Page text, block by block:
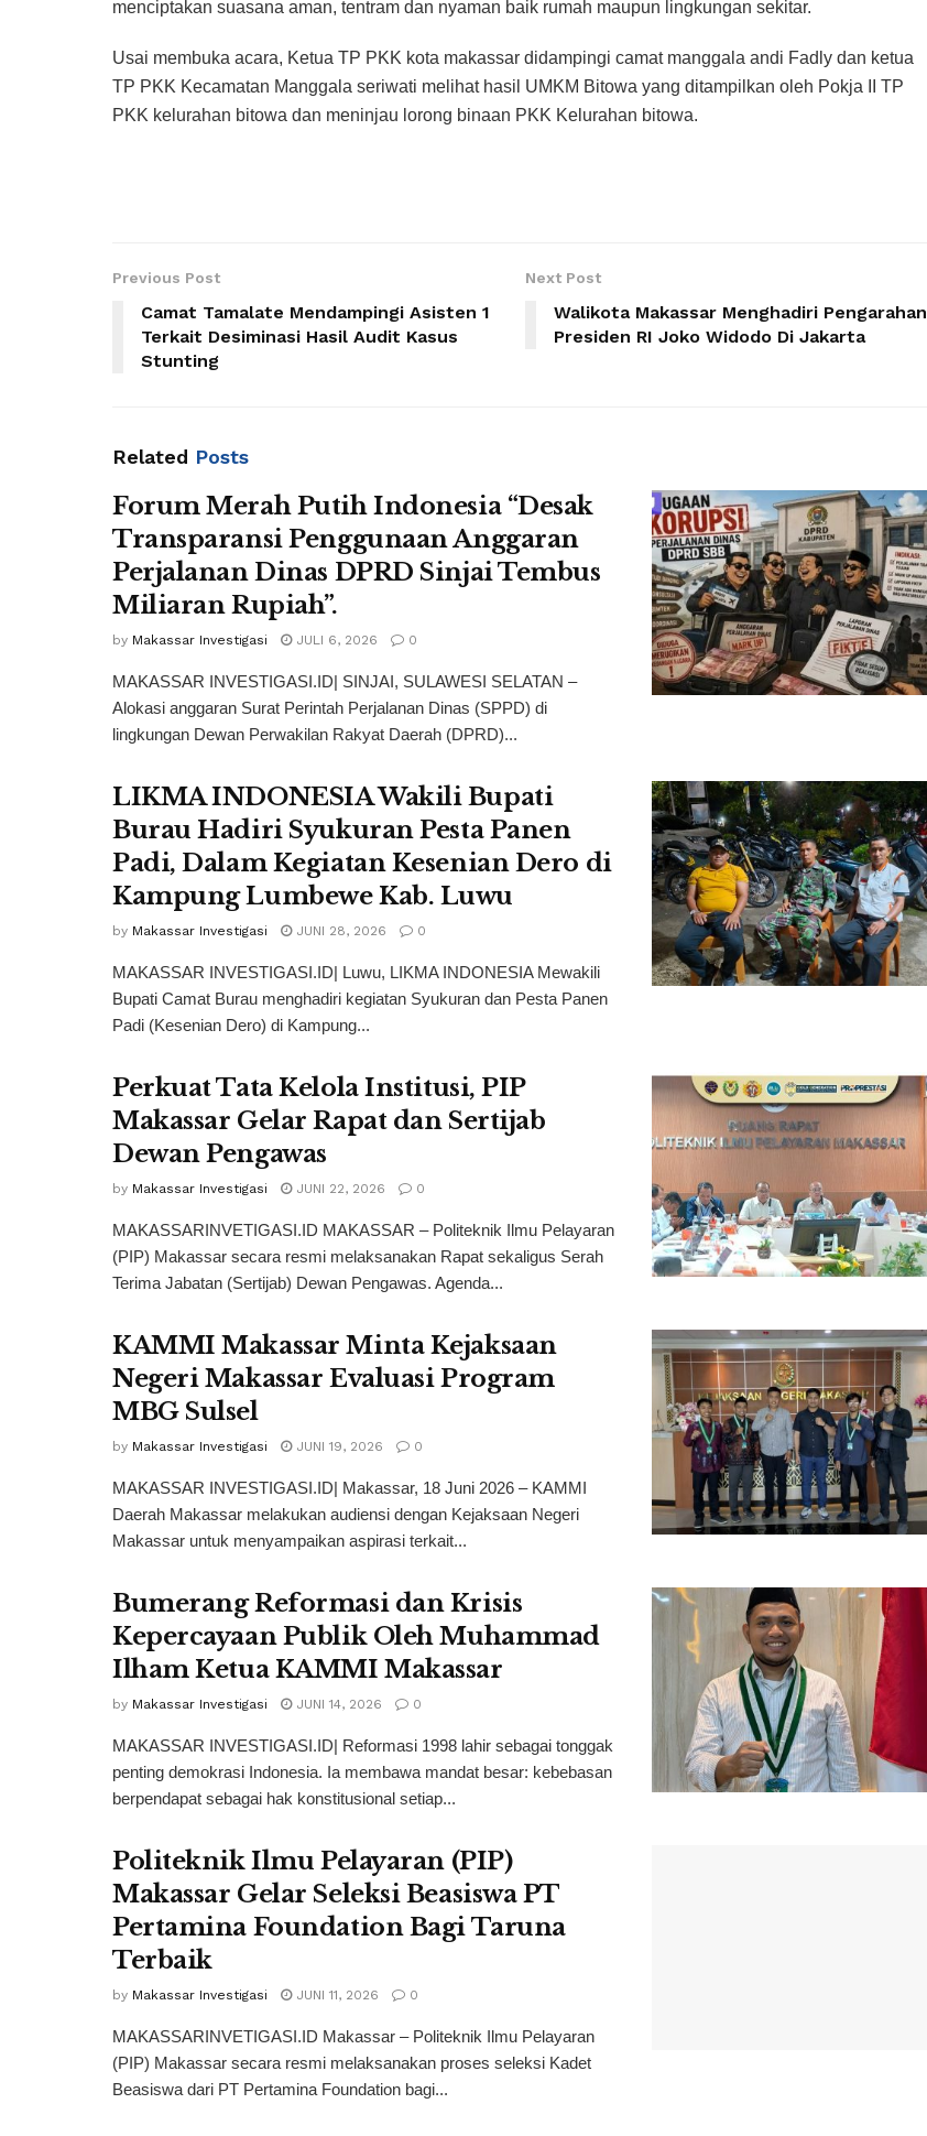
menciptakan suasana aman, tentram dan nyaman baik rumah maupun lingkungan sekitar.
Usai membuka acara, Ketua TP PKK kota makassar didampingi camat manggala andi Fadly dan ketua
TP PKK Kecamatan Manggala seriwati melihat hasil UMKM Bitowa yang ditampilkan oleh Pokja II TP
PKK kelurahan bitowa dan meninjau lorong binaan PKK Kelurahan bitowa.
Previous Post
Camat Tamalate Mendampingi Asisten 1
Terkait Desiminasi Hasil Audit Kasus
Stunting
Next Post
Walikota Makassar Menghadiri Pengarahan
Presiden RI Joko Widodo Di Jakarta
Related Posts
Forum Merah Putih Indonesia “Desak
Transparansi Penggunaan Anggaran
Perjalanan Dinas DPRD Sinjai Tembus
Miliaran Rupiah”.
by Makassar Investigasi JULI 6, 2026 0
MAKASSAR INVESTIGASI.ID| SINJAI, SULAWESI SELATAN –
Alokasi anggaran Surat Perintah Perjalanan Dinas (SPPD) di
lingkungan Dewan Perwakilan Rakyat Daerah (DPRD)...
LIKMA INDONESIA Wakili Bupati
Burau Hadiri Syukuran Pesta Panen
Padi, Dalam Kegiatan Kesenian Dero di
Kampung Lumbewe Kab. Luwu
by Makassar Investigasi JUNI 28, 2026 0
MAKASSAR INVESTIGASI.ID| Luwu, LIKMA INDONESIA Mewakili
Bupati Camat Burau menghadiri kegiatan Syukuran dan Pesta Panen
Padi (Kesenian Dero) di Kampung...
Perkuat Tata Kelola Institusi, PIP
Makassar Gelar Rapat dan Sertijab
Dewan Pengawas
by Makassar Investigasi JUNI 22, 2026 0
MAKASSARINVETIGASI.ID MAKASSAR – Politeknik Ilmu Pelayaran
(PIP) Makassar secara resmi melaksanakan Rapat sekaligus Serah
Terima Jabatan (Sertijab) Dewan Pengawas. Agenda...
KAMMI Makassar Minta Kejaksaan
Negeri Makassar Evaluasi Program
MBG Sulsel
by Makassar Investigasi JUNI 19, 2026 0
MAKASSAR INVESTIGASI.ID| Makassar, 18 Juni 2026 – KAMMI
Daerah Makassar melakukan audiensi dengan Kejaksaan Negeri
Makassar untuk menyampaikan aspirasi terkait...
Bumerang Reformasi dan Krisis
Kepercayaan Publik Oleh Muhammad
Ilham Ketua KAMMI Makassar
by Makassar Investigasi JUNI 14, 2026 0
MAKASSAR INVESTIGASI.ID| Reformasi 1998 lahir sebagai tonggak
penting demokrasi Indonesia. Ia membawa mandat besar: kebebasan
berpendapat sebagai hak konstitusional setiap...
Politeknik Ilmu Pelayaran (PIP)
Makassar Gelar Seleksi Beasiswa PT
Pertamina Foundation Bagi Taruna
Terbaik
by Makassar Investigasi JUNI 11, 2026 0
MAKASSARINVETIGASI.ID Makassar – Politeknik Ilmu Pelayaran
(PIP) Makassar secara resmi melaksanakan proses seleksi Kadet
Beasiswa dari PT Pertamina Foundation bagi...